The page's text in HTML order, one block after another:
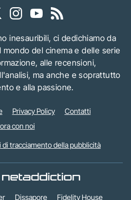
inesauribili, ci dedichiamo da
del cinema e delle serie
alle recensioni,
ma anche e soprattutto
e alla passione.
Privacy Policy
Contatti
con noi
tracciamento della pubblicità
Dissapore Fidelity House